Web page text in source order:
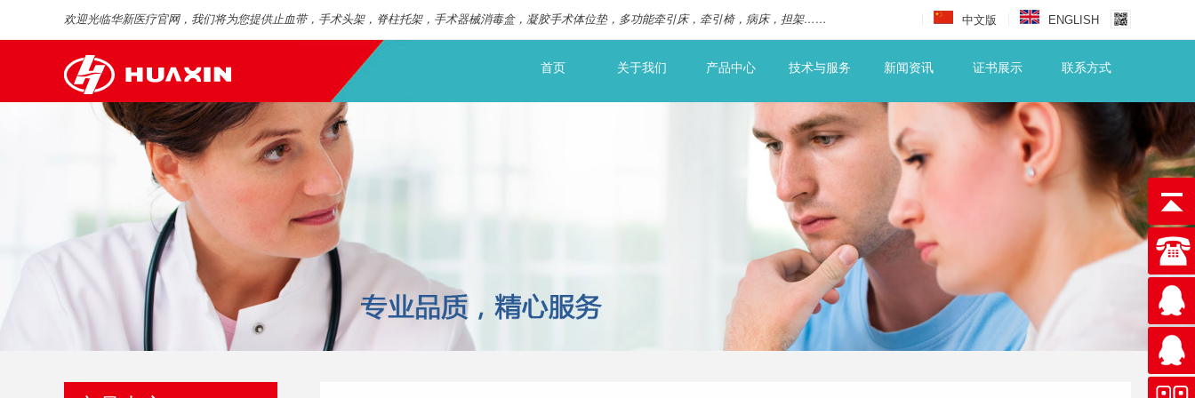
欢迎光临华新医疗官网，我们将为您提供止血带，手术头架，脊柱托架，手术器械消毒盒，凝胶手术体位垫，多功能牵引床，牵引椅，病床，担架…… 中文版 ENGLISH
首页 关于我们 产品中心 技术与服务 新闻资讯 证书展示 联系方式